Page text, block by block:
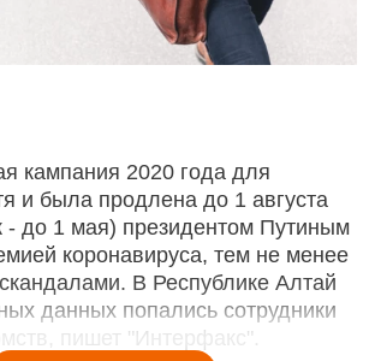
кампания 2020 года для
и была продлена до 1 августа
- до 1 мая) президентом Путиным
коронавируса, тем не менее
В Республике Алтай
данных попались сотрудники
пишет "Интерфакс".